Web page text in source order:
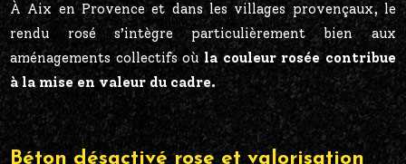
À Aix en Provence et dans les villages provençaux, le
rendu rosé s’intègre particulièrement bien aux
aménagements collectifs oùla couleur rosée contribue
à la mise en valeur du cadre.
Béton désactivé rose et valorisation